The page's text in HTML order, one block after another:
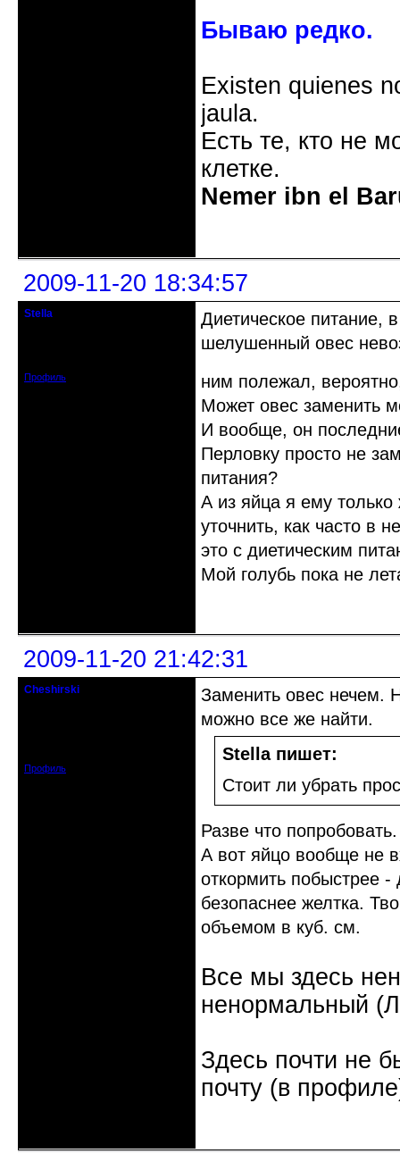
Бываю редко.
Existen quienes
jaula.
Есть те, кто не
клетке.
Nemer ibn el
2009-11-20 18:34:57
Stella
Профиль
Диетическое питание,
шелушенный овес
ним полежал,
Может овес заменить
И вообще, он
Перловку просто не
питания?
А из яйца я ему
уточнить, как часто в
это с диетическим
Мой голубь пока не
2009-11-20 21:42:31
Cheshirski
Профиль
Заменить овес нечем.
можно все же найти.
Stella пишет:
Стоит ли убрать
Разве что
А вот яйцо вообще не
откормить побыстрее -
безопаснее желтка.
объемом в куб. см.
Все мы здесь
ненормальный
Здесь почти не
почту (в